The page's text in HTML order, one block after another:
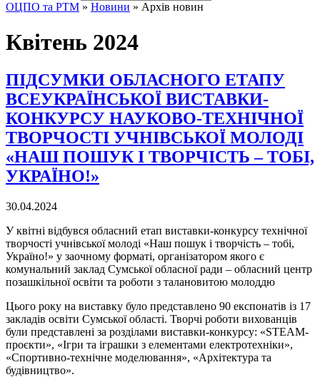
ОЦПО та РТМ » Новини » Архів новин
Квітень 2024
ПІДСУМКИ ОБЛАСНОГО ЕТАПУ
ВСЕУКРАЇНСЬКОЇ ВИСТАВКИ-
КОНКУРСУ НАУКОВО-ТЕХНІЧНОЇ
ТВОРЧОСТІ УЧНІВСЬКОЇ МОЛОДІ
«НАШ ПОШУК І ТВОРЧІСТЬ – ТОБІ,
УКРАЇНО!»
30.04.2024
У квітні відбувся обласний етап виставки-конкурсу технічної
творчості учнівської молоді «Наш пошук і творчість – тобі,
Україно!» у заочному форматі, організатором якого є
комунальний заклад Сумської обласної ради – обласний центр
позашкільної освіти та роботи з талановитою молоддю
Цього року на виставку було представлено 90 експонатів із 17
закладів освіти Сумської області. Творчі роботи вихованців
були представлені за розділами виставки-конкурсу: «STEAM-
проєкти», «Ігри та іграшки з елементами електротехніки»,
«Спортивно-технічне моделювання», «Архітектура та
будівництво».